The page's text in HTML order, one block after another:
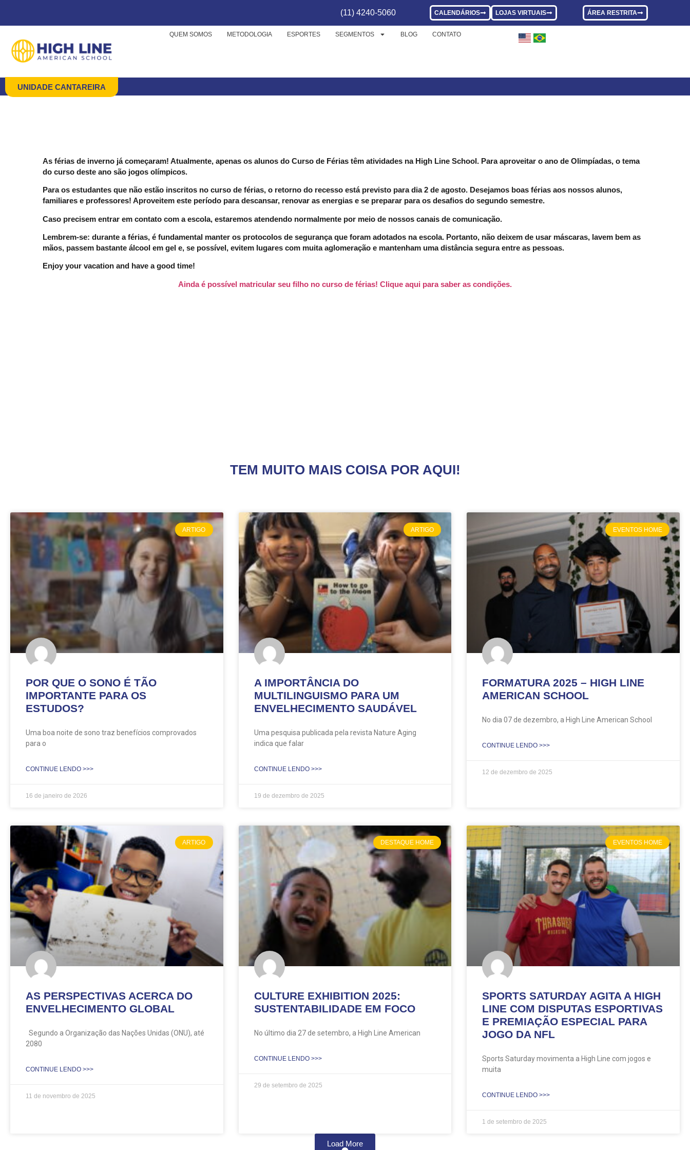
(11) 4240-5060 CALENDÁRIOS LOJAS VIRTUAIS ÁREA RESTRITA
QUEM SOMOS METODOLOGIA ESPORTES SEGMENTOS BLOG CONTATO
UNIDADE CANTAREIRA
As férias de inverno já começaram! Atualmente, apenas os alunos do Curso de Férias têm atividades na High Line School. Para aproveitar o ano de Olimpíadas, o tema
do curso deste ano são jogos olímpicos.
Para os estudantes que não estão inscritos no curso de férias, o retorno do recesso está previsto para dia 2 de agosto. Desejamos boas férias aos nossos alunos,
familiares e professores! Aproveitem este período para descansar, renovar as energias e se preparar para os desafios do segundo semestre.
Caso precisem entrar em contato com a escola, estaremos atendendo normalmente por meio de nossos canais de comunicação.
Lembrem-se: durante a férias, é fundamental manter os protocolos de segurança que foram adotados na escola. Portanto, não deixem de usar máscaras, lavem bem as
mãos, passem bastante álcool em gel e, se possível, evitem lugares com muita aglomeração e mantenham uma distância segura entre as pessoas.
Enjoy your vacation and have a good time!
Ainda é possível matricular seu filho no curso de férias! Clique aqui para saber as condições.
TEM MUITO MAIS COISA POR AQUI!
ARTIGO
POR QUE O SONO É TÃO
IMPORTANTE PARA OS
ESTUDOS?
Uma boa noite de sono traz benefícios comprovados
para o
CONTINUE LENDO >>>
16 de janeiro de 2026
ARTIGO
A IMPORTÂNCIA DO
MULTILINGUISMO PARA UM
ENVELHECIMENTO SAUDÁVEL
Uma pesquisa publicada pela revista Nature Aging
indica que falar
CONTINUE LENDO >>>
19 de dezembro de 2025
EVENTOS HOME
FORMATURA 2025 – HIGH LINE
AMERICAN SCHOOL
No dia 07 de dezembro, a High Line American School
CONTINUE LENDO >>>
12 de dezembro de 2025
ARTIGO
AS PERSPECTIVAS ACERCA DO
ENVELHECIMENTO GLOBAL
Segundo a Organização das Nações Unidas (ONU), até
2080
CONTINUE LENDO >>>
11 de novembro de 2025
DESTAQUE HOME
CULTURE EXHIBITION 2025:
SUSTENTABILIDADE EM FOCO
No último dia 27 de setembro, a High Line American
CONTINUE LENDO >>>
29 de setembro de 2025
EVENTOS HOME
SPORTS SATURDAY AGITA A HIGH
LINE COM DISPUTAS ESPORTIVAS
E PREMIAÇÃO ESPECIAL PARA
JOGO DA NFL
Sports Saturday movimenta a High Line com jogos e
muita
CONTINUE LENDO >>>
1 de setembro de 2025
Load More